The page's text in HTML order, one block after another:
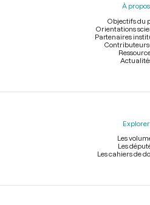
À propos
Objectifs du
Orientations
Partenaires
Explorer
Les
Les
Les cahiers de